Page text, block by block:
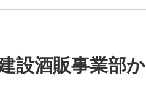
設酒販事業部